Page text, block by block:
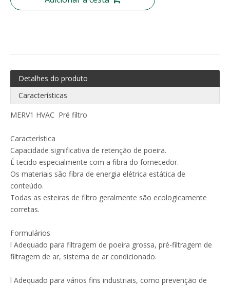
Detalhes do produto
Características
MERV1 HVAC Pré filtro
Característica
Capacidade significativa de retenção de poeira.
É tecido especialmente com a fibra do fornecedor.
Os materiais são fibra de energia elétrica estática de
conteúdo.
Todas as esteiras de filtro geralmente são ecologicamente
corretas.
Formulários
l Adequado para filtragem de poeira grossa, pré-filtragem de
filtragem de ar, sistema de ar condicionado.
l Adequado para vários fins industriais, como prevenção de